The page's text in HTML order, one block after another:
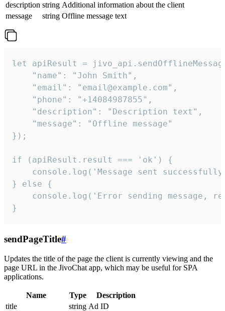
description string Additional information about the client
message
string Offline message text
let apiResult =
    "name": "John Smith",
    "email": "email@example.com",
    "phone": "+14084987855",
    "description": "Description text",
    "message": "Offline message"
});
if (apiResult.result === 'ok') {
console.log('Message sent
} else {
console.log('Error sending message,
}
sendPageTitle#
Updates the title of the page the client is currently viewing and the
page URL in the JivoChat app, which may be useful for SPA
applications.
Name Type
Description
title
string Ad ID